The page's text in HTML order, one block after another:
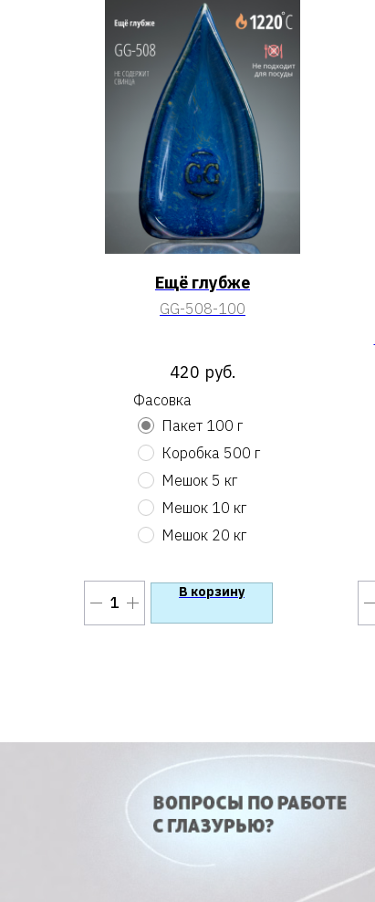
Ещё глубже
GG-508-100
420 руб.
Фасовка
Пакет 100 г
Коробка 500 г
Мешок 5 кг
Мешок 10 кг
Мешок 20 кг
В корзину